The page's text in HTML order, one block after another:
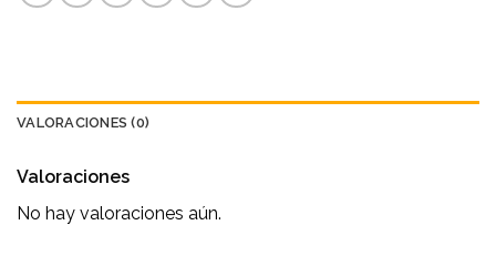
VALORACIONES (0)
Valoraciones
No hay valoraciones aún.